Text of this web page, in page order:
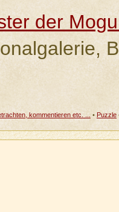
der
kommentieren etc. ... •Puzzle